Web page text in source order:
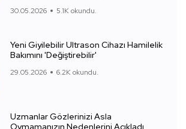
30.05.2026 5.1K okundu.
Yeni Giyilebilir Ultrason Cihazı Hamilelik
Bakımını 'Değiştirebilir'
29.05.2026 6.2K okundu.
Uzmanlar Gözlerinizi Asla